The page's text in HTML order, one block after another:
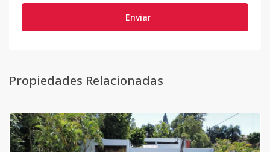
Enviar
Propiedades Relacionadas